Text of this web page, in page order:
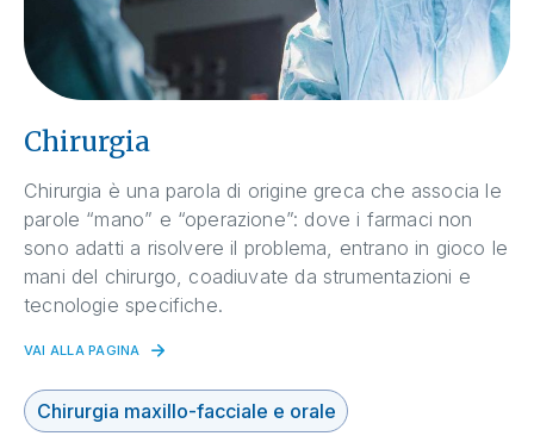
Chirurgia
Chirurgia è una parola di origine greca che associa le
parole “mano” e “operazione”: dove i farmaci non
sono adatti a risolvere il problema, entrano in gioco le
mani del chirurgo, coadiuvate da strumentazioni e
tecnologie specifiche.
VAI ALLA PAGINA
Chirurgia maxillo-facciale e orale